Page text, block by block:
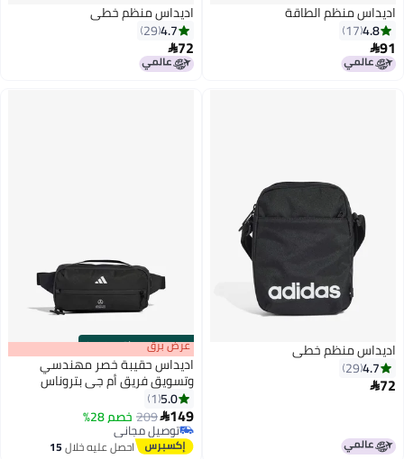
اديداس منظم الطاقة
4.8
17
91
اديداس منظم خطي
4.7
29
72
اديداس منظم خطي
4.7
29
72
00m:00s
·باقي 100% عرض برق
اديداس حقيبة خصر مهندسي
وتسويق فريق أم جي بتروناس
فورمولا
5.0
1
149
209 خصم 28%
توصيل مجاني
توصيل مجانياحصل عليه خلال15